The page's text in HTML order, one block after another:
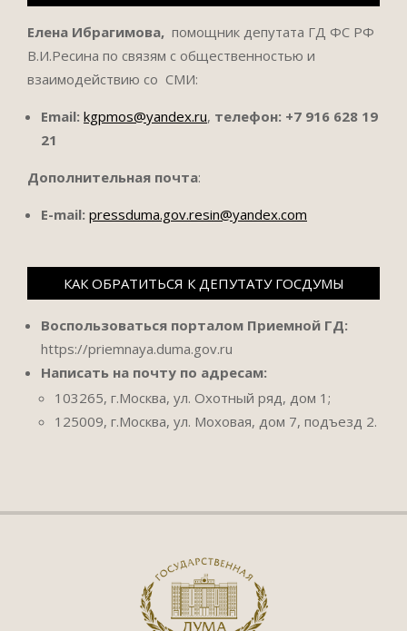
Елена Ибрагимова, помощник депутата ГД ФС РФ
В.И.Ресина по связям с общественностью и
взаимодействию со СМИ:
Email: kgpmos@yandex.ru, телефон: +7 916 628 19
21
Дополнительная почта:
E-mail: pressduma.gov.resin@yandex.com
КАК ОБРАТИТЬСЯ К ДЕПУТАТУ ГОСДУМЫ
Воспользоваться порталом Приемной ГД:
https://priemnaya.duma.gov.ru
Написать на почту по адресам:
103265, г.Москва, ул. Охотный ряд, дом 1;
125009, г.Москва, ул. Моховая, дом 7, подъезд 2.